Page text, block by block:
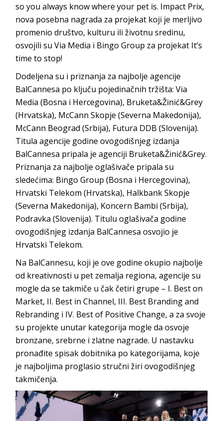
so you always know where your pet is. Impact Prix,
nova posebna nagrada za projekat koji je merljivo
promenio društvo, kulturu ili životnu sredinu,
osvojili su Via Media i Bingo Group za projekat It’s
time to stop!
Dodeljena su i priznanja za najbolje agencije
BalCannesa po ključu pojedinačnih tržišta: Via
Media (Bosna i Hercegovina), Bruketa&Žinić&Grey
(Hrvatska), McCann Skopje (Severna Makedonija),
McCann Beograd (Srbija), Futura DDB (Slovenija).
Titula agencije godine ovogodišnjeg izdanja
BalCannesa pripala je agenciji Bruketa&Žinić&Grey.
Priznanja za najbolje oglašivače pripala su
sledećima: Bingo Group (Bosna i Hercegovina),
Hrvatski Telekom (Hrvatska), Halkbank Skopje
(Severna Makedonija), Koncern Bambi (Srbija),
Podravka (Slovenija). Titulu oglašivača godine
ovogodišnjeg izdanja BalCannesa osvojio je
Hrvatski Telekom.
Na BalCannesu, koji je ove godine okupio najbolje
od kreativnosti u pet zemalja regiona, agencije su
mogle da se takmiče u čak četiri grupe – I. Best on
Market, II. Best in Channel, III. Best Branding and
Rebranding i IV. Best of Positive Change, a za svoje
su projekte unutar kategorija mogle da osvoje
bronzane, srebrne i zlatne nagrade. U nastavku
pronađite spisak dobitnika po kategorijama, koje
je najboljima proglasio stručni žiri ovogodišnjeg
takmičenja.